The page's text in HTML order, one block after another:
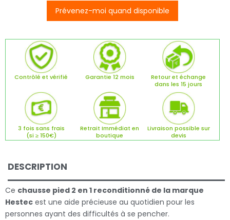
Prévenez-moi quand disponible
Contrôlé et vérifié Garantie 12 mois
Retour et échange
dans les 15 jours
3 fois sans frais
(si ≥ 150€)
Retrait Immédiat en
boutique
Livraison possible sur
devis
DESCRIPTION
Ce chausse pied 2 en 1 reconditionné de la marque
Hestec est une aide précieuse au quotidien pour les
personnes ayant des difficultés à se pencher.